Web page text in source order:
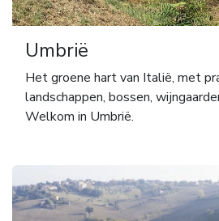
Umbrië
Het groene hart van Italië, met
landschappen, bossen,
Welkom in Umbrië.